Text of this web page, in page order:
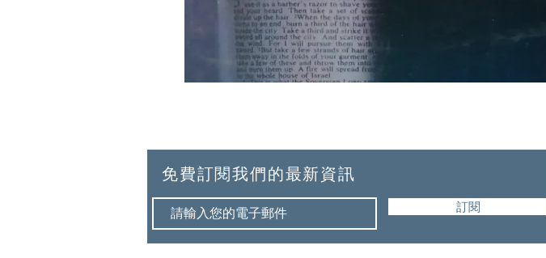
免費訂閱我們的最新資訊
訂閱